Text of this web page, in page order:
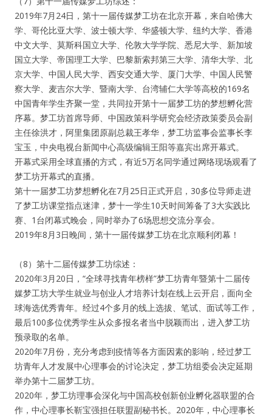
2019年7月24日，第十一届传媒梦工坊在北京开幕，来自哈佛大
学、哥伦比亚大学、波士顿大学、华盛顿大学、纽约大学、香港
中文大学、莫斯科国立大学、伦敦大学学院、悉尼大学、新加坡
国立大学、帝国理工大学、巴黎新索邦第三大学、清华大学、北
京大学、中国人民大学、西安交通大学、厦门大学、中国人民警
察大学、麦吉尔大学、暨南大学、台湾辅仁大学等高校的169名
中国青年学生齐聚一堂，共同拉开第十一届梦工坊的梦想孵化营
序幕。梦工坊首席导师、中国政策科学研究会经济政策委员会副
主任徐洪才，阿里集团原副总裁王孝华，梦工坊监事会监事长李
宝玉，中央电视台新闻中心高级编辑王阳等嘉宾出席开幕式。
开幕式采用全球直播的方式，有近5万名同学通过网络现场观看了
梦工坊开幕式的直播。
第十一届梦工坊梦想孵化在7月25日正式开启，30多位导师走进
了梦工坊课堂指点迷津，梦十一学生10天时间筹备了3大实践比
赛、1台闭幕式晚会，同时举办了6场思想交流分享会。
2019年8月3日晚间，第十一届传媒梦工坊在北京顺利闭幕！
（8）第十二届传媒梦工坊综述：
2020年3月20日，“全球寻找青年榜样”梦工坊青年暨第十二届传
媒梦工坊大学生就业与创业人才培养计划在线上云开启，面向全
球海选优秀青年。经过4个多月的线上选拔、笔试、面试等工作，
最后100多位优秀学生从众多报名者当中脱颖而出，进入梦工坊
预录取的名单。
2020年7月份，充分考虑到疫情等各方面因素的影响，经过梦工
坊青年人才发展中心理事会的讨论决定，梦工坊组委会决定延期
举办第十二届梦工坊。
2020年，梦工坊理事会深化与中国高校创新创业孵化器联盟的合
作，中心理事长靳宝强担任联盟副秘书长。2020年，中心理事长